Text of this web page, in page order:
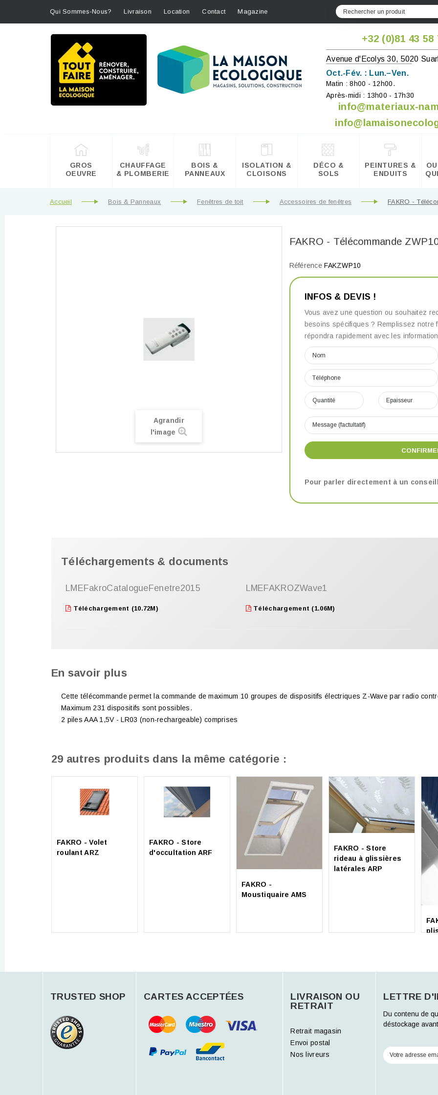
Qui Sommes-Nous? Livraison Location Contact Magazine
+32 (0)81 43 58
Avenue d'Ecolys 30, 5020
Oct.-Fév. : Lun.–Ven.
Matin : 8h00 - 12h00.
Après-midi : 13h00 - 17h30
info@materiaux-
GROS
OEUVRE
CHAUFFAGE
& PLOMBERIE
BOIS &
PANNEAUX
ISOLATION &
CLOISONS
DÉCO &
SOLS
PEINTURES &
ENDUITS
Accueil Bois & Panneaux Fenêtres de toit Accessoires de fenêtres FAKRO -
Agrandir
l'image
FAKRO - Télécommande
Référence FAKZWP10
INFOS & DEVIS !
Vous avez une question ou souhaitez
besoins spécifiques ? Remplissez notre
répondra rapidement avec les
Pour parler directement à un
Téléchargements & documents
LMEFakroCatalogueFenetre2015
Téléchargement (10.72M)
LMEFAKROZWave1
Téléchargement (1.06M)
En savoir plus
Cette télécommande permet la commande de maximum 10 groupes de dispositifs électriques Z-Wave par radio
Maximum 231 dispositifs sont possibles.
2 piles AAA 1,5V - LR03 (non-rechargeable) comprises
29 autres produits dans la même catégorie :
FAKRO - Volet
roulant ARZ
FAKRO - Store
d'occultation ARF
FAKRO -
Moustiquaire AMS
FAKRO - Store
rideau à glissières
latérales ARP
TRUSTED SHOP CARTES ACCEPTÉES
LIVRAISON OU
RETRAIT
Retrait magasin
Envoi postal
Nos livreurs
LETTRE
Du contenu de
déstockage